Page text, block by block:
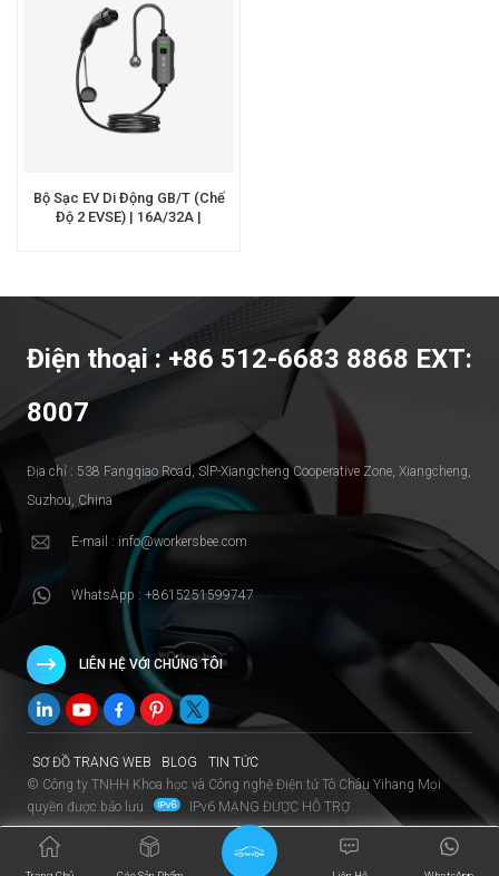
Bộ Sạc EV Di Động GB/T (Chế
Độ 2 EVSE) | 16A/32A |
Điện thoại : +86 512-6683 8868 EXT:
8007
Địa chỉ : 538 Fangqiao Road, SlP-Xiangcheng Cooperative Zone, Xiangcheng,
Suzhou, China
E-mail : info@workersbee.com
WhatsApp : +8615251599747
LIÊN HỆ VỚI CHÚNG TÔI
SƠ ĐỒ TRANG WEB BLOG
TIN TỨC
© Công ty TNHH Khoa học và Công nghệ Điện tử Tô Châu Yihang Mọi
quyền được bảo lưu .
IPv6 MẠNG ĐƯỢC HỖ TRỢ